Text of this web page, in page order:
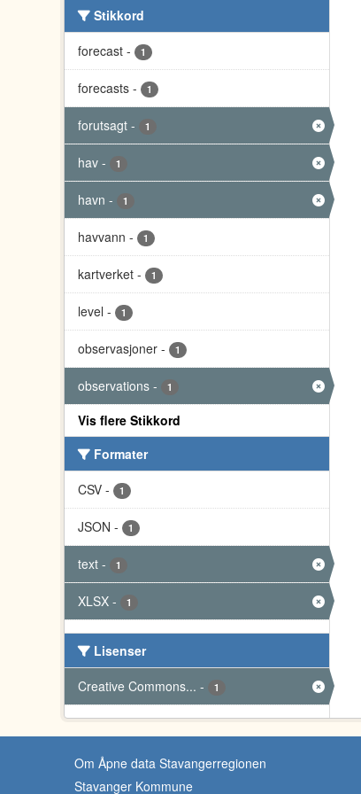
Stikkord
forecast - 1
forecasts - 1
forutsagt - 1
hav - 1
havn - 1
havvann - 1
kartverket - 1
level - 1
observasjoner - 1
observations - 1
Vis flere Stikkord
Formater
CSV - 1
JSON - 1
text - 1
XLSX - 1
Lisenser
Creative Commons... - 1
Om Åpne data Stavangerregionen
Stavanger Kommune